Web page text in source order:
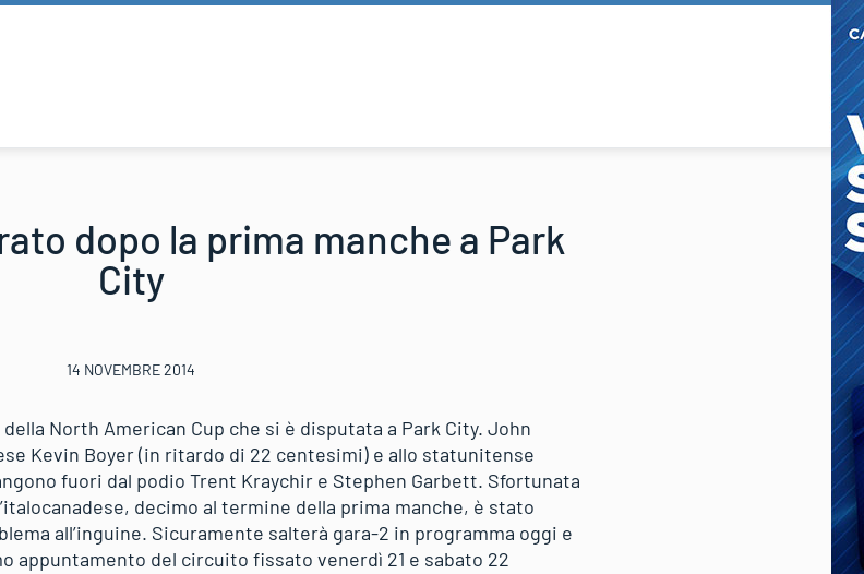
dopo la prima manche a Park
City
14 NOVEMBRE 2014
North American Cup che si è disputata a Park City. John
Kevin Boyer (in ritardo di 22 centesimi) e allo statunitense
fuori dal podio Trent Kraychir e Stephen Garbett. Sfortunata
decimo al termine della prima manche, è stato
all’inguine. Sicuramente salterà gara-2 in programma oggi e
appuntamento del circuito fissato venerdì 21 e sabato 22